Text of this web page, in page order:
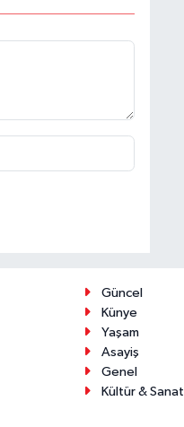
Güncel
Künye
Yaşam
Asayiş
Genel
Kültür & Sanat